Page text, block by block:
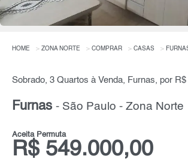
HOME ZONA NORTE COMPRAR CASAS
Sobrado, 3 Quartos à Venda, Furnas, por
Furnas - São Paulo - Zona Norte
Aceita Permuta
R$ 549.000,00